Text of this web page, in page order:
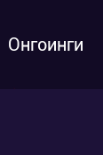
Онгоинги